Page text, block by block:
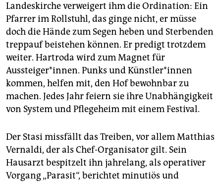
Landeskirche verweigert ihm die Ordination: Ein
Pfarrer im Rollstuhl, das ginge nicht, er müsse
doch die Hände zum Segen heben und Sterbenden
treppauf beistehen können. Er predigt trotzdem
weiter. Hartroda wird zum Magnet für
Aussteiger*innen. Punks und Künstler*innen
kommen, helfen mit, den Hof bewohnbar zu
machen. Jedes Jahr feiern sie ihre Unabhängigkeit
von System und Pflegeheim mit einem Festival.
Der Stasi missfällt das Treiben, vor allem Matthias
Vernaldi, der als Chef-Organisator gilt. Sein
Hausarzt bespitzelt ihn jahrelang, als operativer
Vorgang „Parasit“, berichtet minutiös und